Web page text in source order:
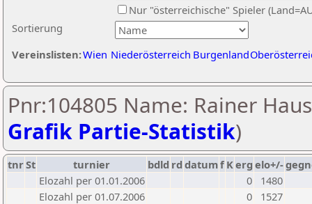
Sortierung
Nur "österreichische" Spieler
Vereinslisten:Wien Niederösterreich Burgenland
Pnr:104805 Name: Rainer
Grafik Partie-Statistik)
tnrSt turnier bdld rd datumf Kerg elo+/-
Elozahl per 01.01.2006
0
1480
Elozahl per 01.07.2006
0
1527